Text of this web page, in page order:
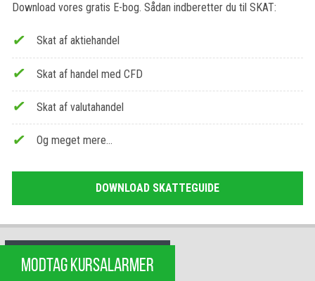
Download vores gratis E-bog. Sådan indberetter du til SKAT:
Skat af aktiehandel
Skat af handel med CFD
Skat af valutahandel
Og meget mere…
DOWNLOAD SKATTEGUIDE
MODTAG KURSALARMER